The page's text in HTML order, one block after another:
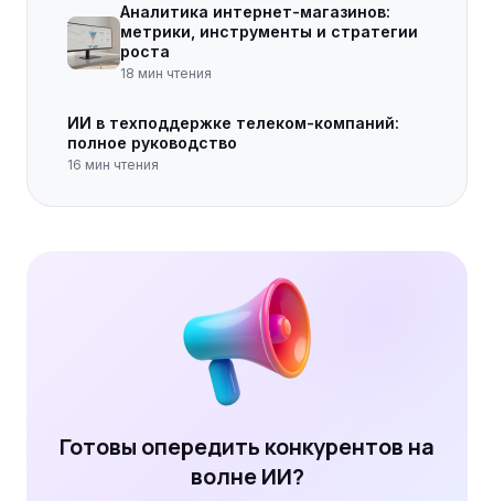
Аналитика интернет-магазинов:
метрики, инструменты и стратегии
роста
18 мин чтения
ИИ в техподдержке телеком-компаний:
полное руководство
16 мин чтения
Готовы опередить конкурентов на
волне ИИ?